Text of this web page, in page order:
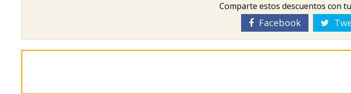
Comparte estos descuentos con
Facebook